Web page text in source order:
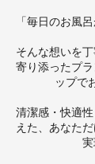
「毎日のお風
そんな想いを
寄り添ったプ
ップで
清潔感・快適
えた、あなた